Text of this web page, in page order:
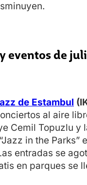
eventos de
de Estambul
al aire
Cemil Topuzlu y
in the Parks”
entradas se
en parques se